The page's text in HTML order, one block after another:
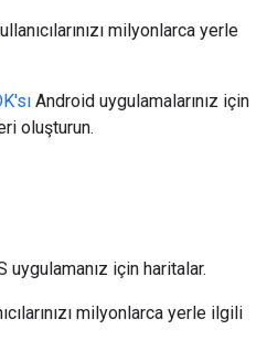
milyonlarca yerle
Android uygulamalarınız için
oluşturun.
uygulamanız için haritalar.
milyonlarca yerle ilgili